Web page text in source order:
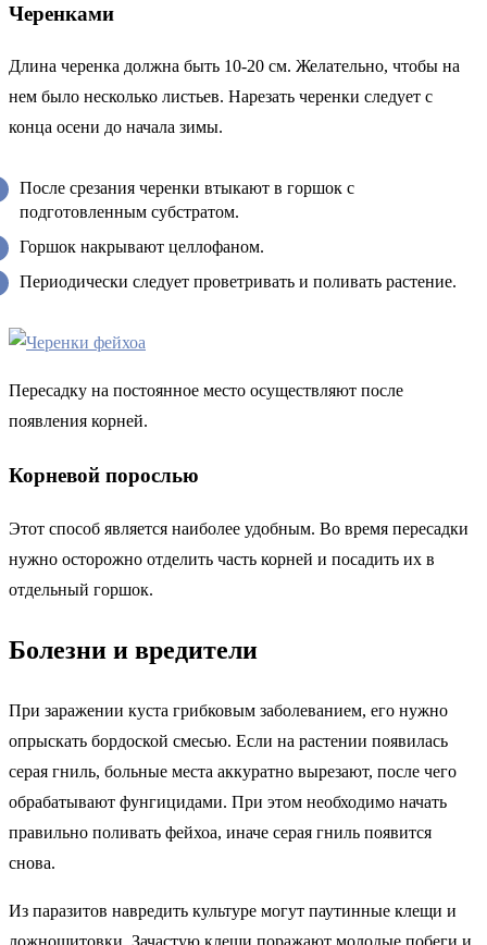
Черенками
Длина черенка должна быть 10-20 см. Желательно, чтобы на
нем было несколько листьев. Нарезать черенки следует с
конца осени до начала зимы.
После срезания черенки втыкают в горшок с
подготовленным субстратом.
Горшок накрывают целлофаном.
Периодически следует проветривать и поливать растение.
Пересадку на постоянное место осуществляют после
появления корней.
Корневой порослью
Этот способ является наиболее удобным. Во время пересадки
нужно осторожно отделить часть корней и посадить их в
отдельный горшок.
Болезни и вредители
При заражении куста грибковым заболеванием, его нужно
опрыскать бордоской смесью. Если на растении появилась
серая гниль, больные места аккуратно вырезают, после чего
обрабатывают фунгицидами. При этом необходимо начать
правильно поливать фейхоа, иначе серая гниль появится
снова.
Из паразитов навредить культуре могут паутинные клещи и
ложнощитовки. Зачастую клещи поражают молодые побеги и